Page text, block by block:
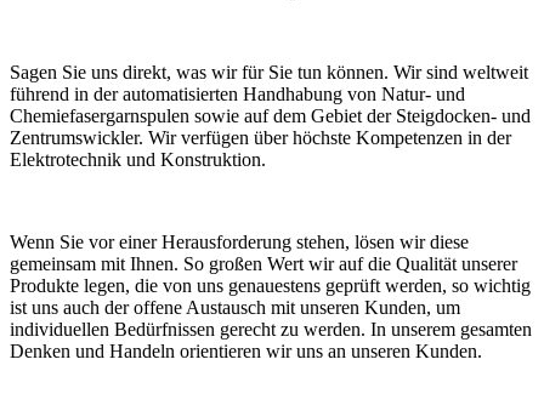
Sagen Sie uns direkt, was wir für Sie tun können. Wir sind weltweit
führend in der automatisierten Handhabung von Natur- und
Chemiefasergarnspulen sowie auf dem Gebiet der Steigdocken- und
Zentrumswickler. Wir verfügen über höchste Kompetenzen in der
Elektrotechnik und Konstruktion.
Wenn Sie vor einer Herausforderung stehen, lösen wir diese
gemeinsam mit Ihnen. So großen Wert wir auf die Qualität unserer
Produkte legen, die von uns genauestens geprüft werden, so wichtig
ist uns auch der offene Austausch mit unseren Kunden, um
individuellen Bedürfnissen gerecht zu werden. In unserem gesamten
Denken und Handeln orientieren wir uns an unseren Kunden.